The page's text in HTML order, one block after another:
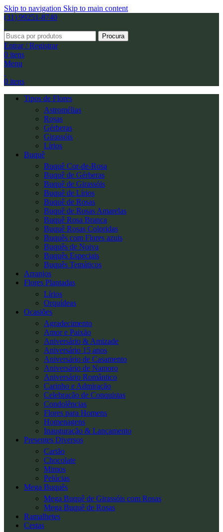
Skip to navigation Skip to main content
(31) 99251-8740
Procura
Entrar / Registrar
0 itens
Menu
0 itens
Tipos de Flores
Astromélias
Rosas
Gérberas
Girassóis
Lírios
Buquê
Buquê Cor-de-Rosa
Buquê de Gérberas
Buquê de Girassóis
Buquê de Lírios
Buquê de Rosas
Buquê de Rosas Amarelas
Buquê Rosa Branca
Buquê Rosas Coloridas
Buquês com Flores azuis
Buquês de Noiva
Buquês Especiais
Buquês Temáticos
Arranjos
Flores Plantadas
Lírios
Orquídeas
Ocasiões
Agradecimento
Amor e Paixão
Aniversário & Amizade
Aniversário 15 anos
Aniversário de Casamento
Aniversário de Namoro
Aniversário Romântico
Carinho e Admiração
Celebração de Conquistas
Condolências
Flores para Homens
Homenagens
Inauguração & Lançamento
Presentes Diversos
Cartão
Chocolate
Mimos
Pelúcias
Mega Buquês
Mega Buquê de Girassóis com Rosas
Mega Buquê de Rosas
Ramalhetes
Cestas